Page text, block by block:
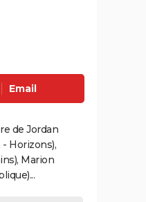
Email
de Jordan
Horizons),
Marion